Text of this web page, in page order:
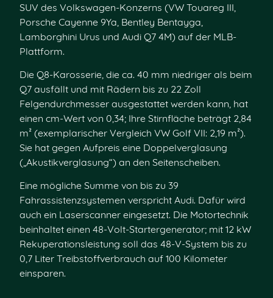
SUV des Volkswagen-Konzerns (VW Touareg III,
Porsche Cayenne 9Ya, Bentley Bentayga,
Lamborghini Urus und Audi Q7 4M) auf der MLB-
Plattform.
Die Q8-Karosserie, die ca. 40 mm niedriger als beim
Q7 ausfällt und mit Rädern bis zu 22 Zoll
Felgendurchmesser ausgestattet werden kann, hat
einen cm-Wert von 0,34; Ihre Stirnfläche beträgt 2,84
m² (exemplarischer Vergleich VW Golf VII: 2,19 m²).
Sie hat gegen Aufpreis eine Doppelverglasung
(„Akustikverglasung“) an den Seitenscheiben.
Eine mögliche Summe von bis zu 39
Fahrassistenzsystemen verspricht Audi. Dafür wird
auch ein Laserscanner eingesetzt. Die Motortechnik
beinhaltet einen 48-Volt-Startergenerator; mit 12 kW
Rekuperationsleistung soll das 48-V-System bis zu
0,7 Liter Treibstoffverbrauch auf 100 Kilometer
einsparen.